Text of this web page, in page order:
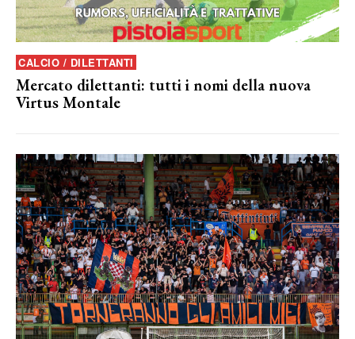
CALCIO / DILETTANTI
Mercato dilettanti: tutti i nomi della nuova
Virtus Montale